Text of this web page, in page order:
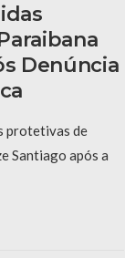
Denúncia
protetivas de
Santiago após a